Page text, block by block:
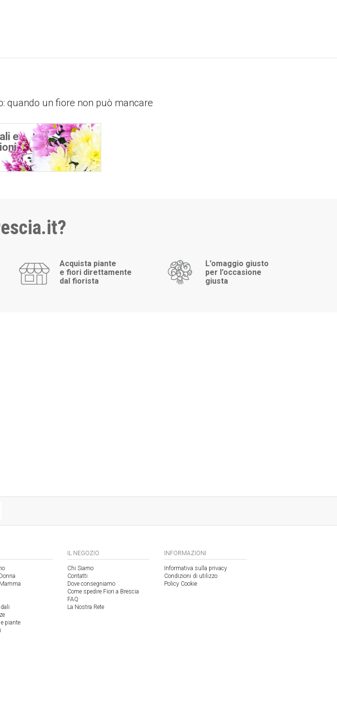
quando un fiore non può mancare
e
Acquista piante
e fiori direttamente
dal fiorista
L’omaggio giusto
per l’occasione
giusta
piante
IL NEGOZIO
Chi Siamo
Contatti
Dove consegniamo
Come spedire Fiori a Brescia
FAQ
La Nostra Rete
INFORMAZIONI
Informativa sulla privacy
Condizioni di utilizzo
Policy Cookie